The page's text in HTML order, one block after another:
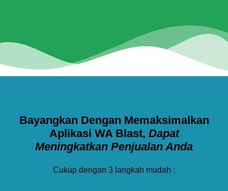
Bayangkan Dengan Memaksimalkan
Aplikasi WA Blast, Dapat
Meningkatkan Penjualan Anda
Cukup dengan 3 langkah mudah :